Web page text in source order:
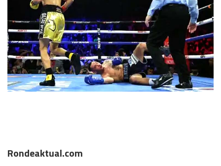
Rondeaktual.com